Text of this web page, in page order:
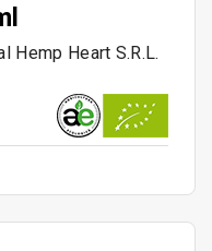
Hemp Heart S.R.L.